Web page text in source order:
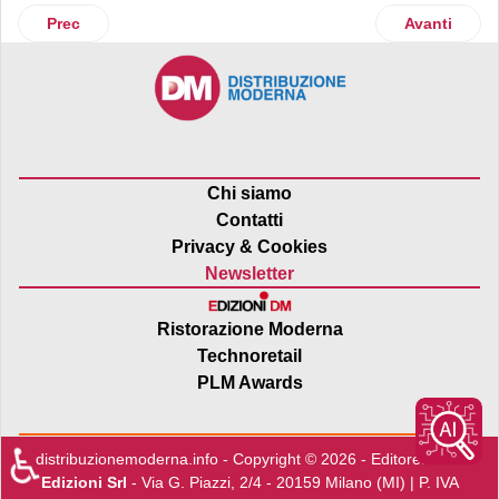
Articolo precedente: Centro Le Torri di Rovigo al
Prec Articolo
Avanti
Chi siamo
Contatti
Privacy & Cookies
Newsletter
Ristorazione Moderna
Technoretail
PLM Awards
distribuzionemoderna.info - Copyright © 2026 - Editore:Edra
Edizioni Srl - Via G. Piazzi, 2/4 - 20159 Milano (MI) | P. IVA